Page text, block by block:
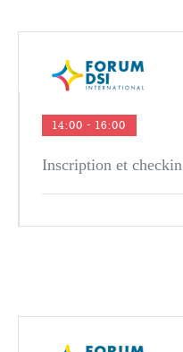
14:00 - 16:00
Inscription et checkin